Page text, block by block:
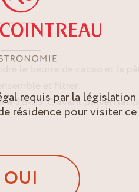
le beurre de cacao et la
à 28-29°C avant
requis par la législation
résidence pour visiter
OUI